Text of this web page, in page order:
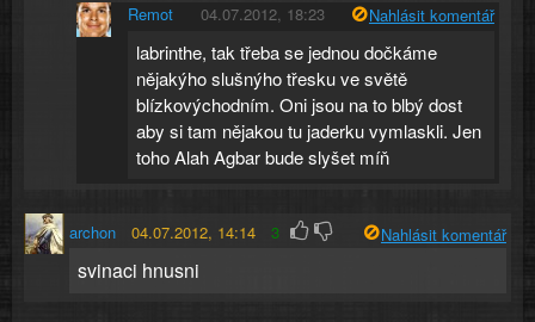
Remot 04.07.2012, 18:23 Nahlásit komentář
labrinthe, tak třeba se jednou dočkáme
nějakýho slušnýho třesku ve světě
blízkovýchodním. Oni jsou na to blbý dost
aby si tam nějakou tu jaderku vymlaskli. Jen
toho Alah Agbar bude slyšet míň
archon 04.07.2012, 14:14 3 Nahlásit komentář
svinaci hnusni